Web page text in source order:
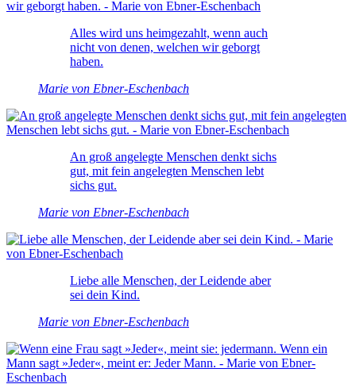
Alles wird uns heimgezahlt, wenn auch
nicht von denen, welchen wir geborgt
haben.
Marie von Ebner-Eschenbach
An groß angelegte Menschen denkt sichs
gut, mit fein angelegten Menschen lebt
sichs gut.
Marie von Ebner-Eschenbach
Liebe alle Menschen, der Leidende aber
sei dein Kind.
Marie von Ebner-Eschenbach